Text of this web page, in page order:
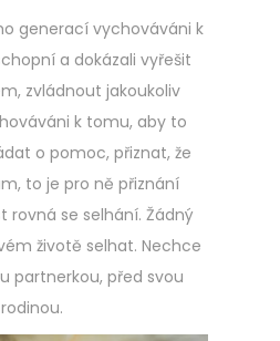
generací vychováváni k
a dokázali vyřešit
zvládnout jakoukoliv
k tomu, aby to
o pomoc, přiznat, že
to je pro ně přiznání
rovná se selhání. Žádný
životě selhat. Nechce
partnerkou, před svou
rodinou.